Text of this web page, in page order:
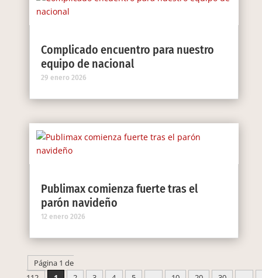
Complicado encuentro para nuestro
equipo de nacional
29 enero 2026
Publimax comienza fuerte tras el
parón navideño
12 enero 2026
Página 1 de